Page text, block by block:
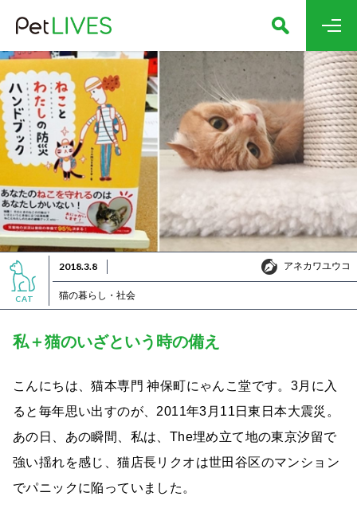
CAT
2018.3.8 アネカワユウコ
アネカワユウコ
猫の暮らし・社会
私＋猫のいざという時の備え
こんにちは、猫本専門 神保町にゃんこ堂です。3月に入
ると毎年思い出すのが、2011年3月11日東日本大震災。
あの日、あの瞬間、私は、The埋め立て地の東京汐留で
強い揺れを感じ、猫店長リクオは世田谷区のマンション
でパニックに陥っていました。